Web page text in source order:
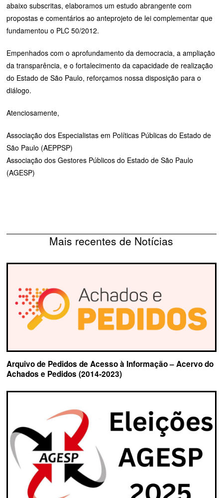
abaixo subscritas, elaboramos um estudo abrangente com
propostas e comentários ao anteprojeto de lei complementar que
fundamentou o PLC 50/2012.
Empenhados com o aprofundamento da democracia, a ampliação
da transparência, e o fortalecimento da capacidade de realização
do Estado de São Paulo, reforçamos nossa disposição para o
diálogo.
Atenciosamente,
Associação dos Especialistas em Políticas Públicas do Estado de
São Paulo (AEPPSP)
Associação dos Gestores Públicos do Estado de São Paulo
(AGESP)
Mais recentes de Notícias
Arquivo de Pedidos de Acesso à Informação – Acervo do
Achados e Pedidos (2014-2023)